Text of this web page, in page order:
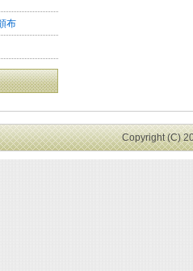
布
Copyright (C)